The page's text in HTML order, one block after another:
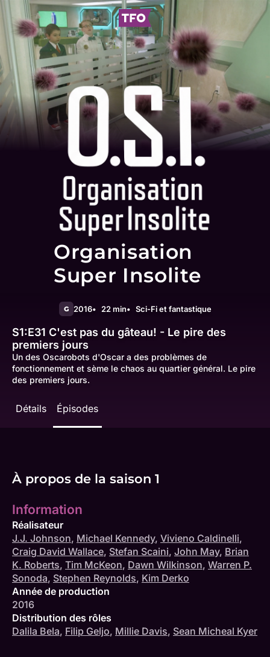
Organisation
Super Insolite
G 2016 22 min Sci-Fi et fantastique
S1:E31 C'est pas du gâteau! - Le pire des
premiers jours
Un des Oscarobots d'Oscar a des problèmes de
fonctionnement et sème le chaos au quartier général. Le pire
des premiers jours.
Détails Épisodes
À propos de la saison 1
Information
Réalisateur
J.J. Johnson, Michael Kennedy, Vivieno Caldinelli,
Craig David Wallace, Stefan Scaini, John May, Brian
K. Roberts, Tim McKeon, Dawn Wilkinson, Warren P.
Sonoda, Stephen Reynolds, Kim Derko
Année de production
2016
Distribution des rôles
Dalila Bela, Filip Geljo, Millie Davis, Sean Micheal Kyer